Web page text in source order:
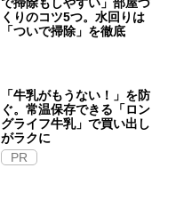
くりのコツ5つ。水回りは
「ついで掃除」を徹底
「牛乳がもうない！」を防
ぐ。常温保存できる「ロン
グライフ牛乳」で買い出し
がラクに
PR